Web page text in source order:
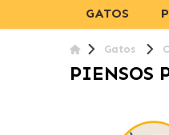
GATOS
Gatos
PIENSOS